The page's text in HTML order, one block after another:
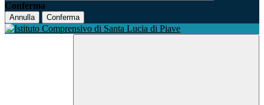
Conferma
Annulla Conferma